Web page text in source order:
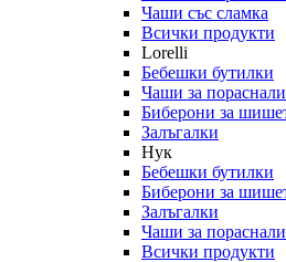
Чаши със сламка
Всички продукти
Lorelli
Бебешки бутилки
Чаши за пораснали
Биберони за
Залъгалки
Нук
Бебешки бутилки
Биберони за
Залъгалки
Чаши за пораснали
Всички продукти